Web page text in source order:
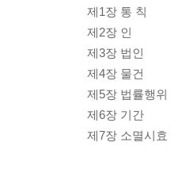
제1장 통 칙
제2장 인
제3장 법인
제4장 물건
제5장 법률행위
제6장 기간
제7장 소멸시효